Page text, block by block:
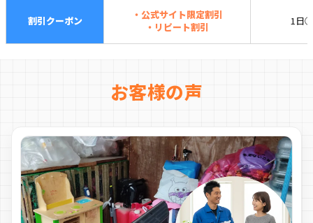
割引クーポン
・公式サイト限定割引
・リピート割引
1日
お客様の声